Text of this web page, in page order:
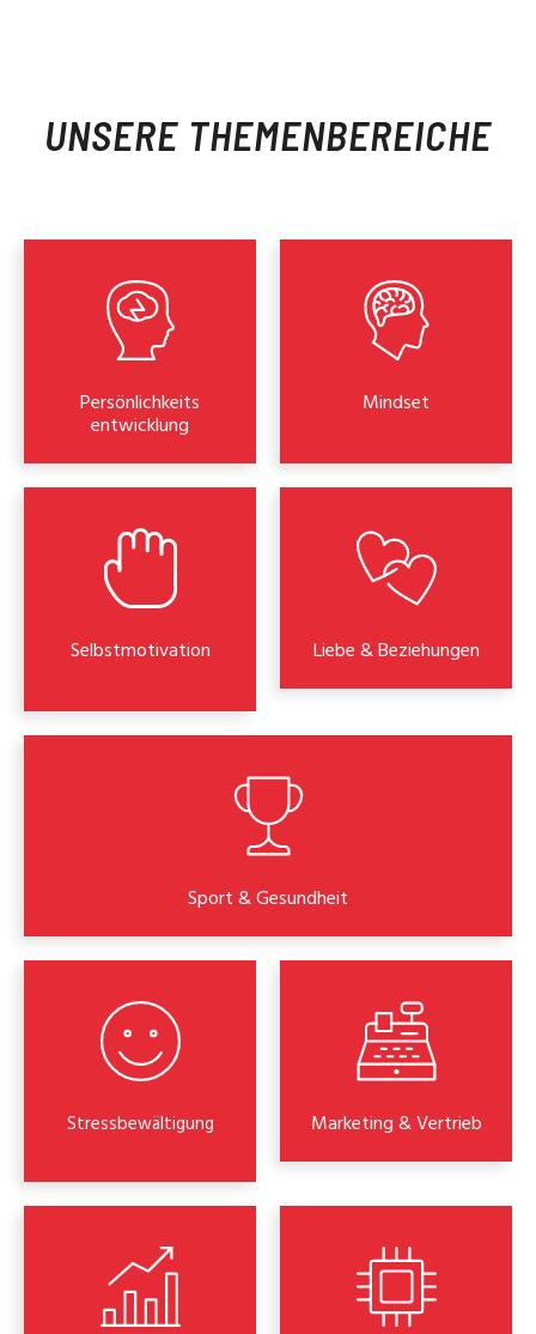
UNSERE THEMENBEREICHE
Persönlichkeits
entwicklung
Mindset
Selbstmotivation Liebe & Beziehungen
Sport & Gesundheit
Stressbewältigung Marketing & Vertrieb